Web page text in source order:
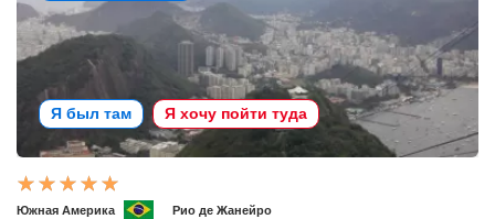
Я был там Я хочу пойти туда
Южная Америка Рио де Жанейро